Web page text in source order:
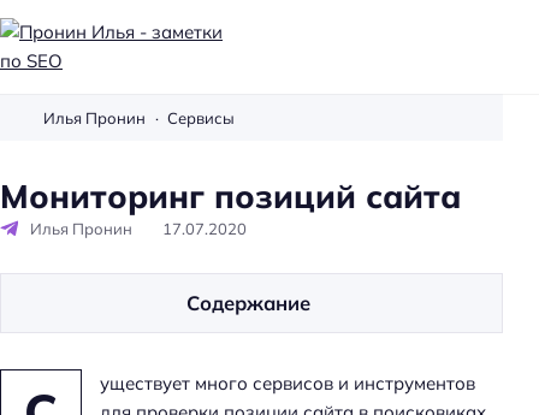
и
н
-
Илья Пронин Сервисы
Мониторинг позиций сайта
Илья Пронин 17.07.2020
уществует много сервисов и инструментов
Содержание